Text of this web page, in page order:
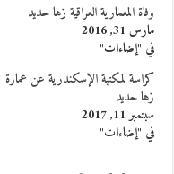
وفاة المعمارية العراقية زها حديد
مارس 31, 2016
في "إضاءات"
كراسة لمكتبة الإسكندرية عن عمارة
زها حديد
سبتمبر 11, 2017
في "إضاءات"